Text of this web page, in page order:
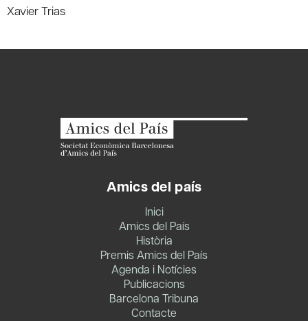
Xavier Trias
Amics del país
Inici
Amics del País
Història
Premis Amics del País
Agenda i Notícies
Publicacions
Barcelona Tribuna
Contacte